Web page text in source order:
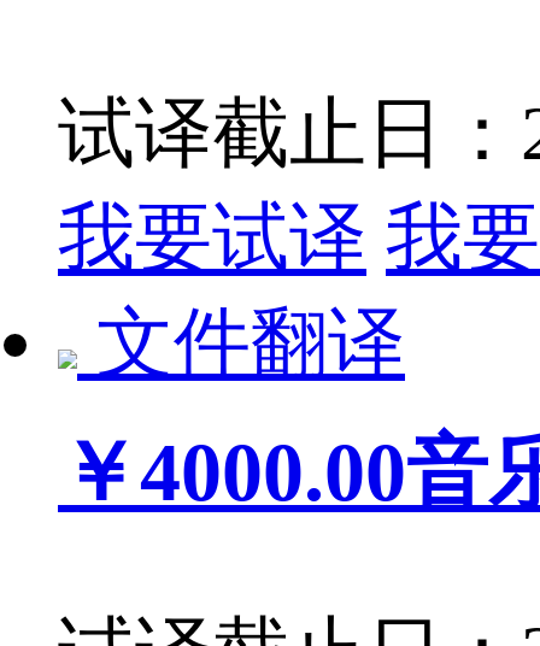
试译截止日：
我要试译 我
文件翻译
￥4000.00音